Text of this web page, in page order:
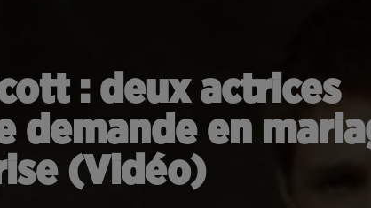
: deux actrices
demande en
(Vidéo)